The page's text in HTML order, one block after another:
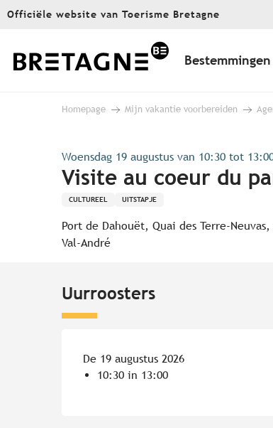
Aller
principal
Officiële website van Toerisme Bretagne
Bestemmingen
Homepage Mijn vakantie voorbereiden
Woensdag 19 augustus van 10:30 tot
Visite au coeur du
CULTUREEL UITSTAPJE
Port de Dahouët, Quai des Terre-
Val-André
Uurroosters
De 19 augustus 2026
10:30 in 13:00